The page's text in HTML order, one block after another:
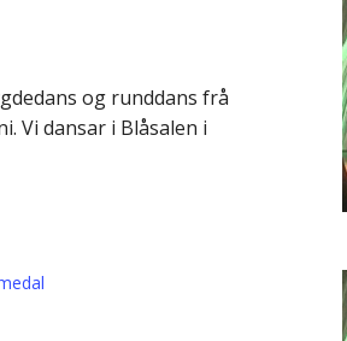
og runddans frå
Vi dansar i Blåsalen i